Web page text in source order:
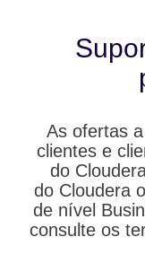
As ofertas
clientes e
do
do Cloudera
de nível
consulte os